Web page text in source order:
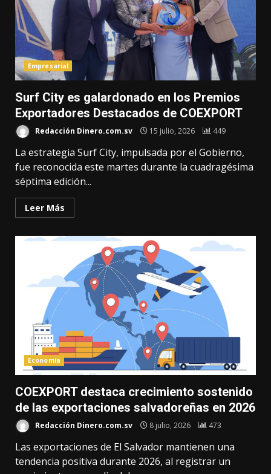
Empresarial
Surf City es galardonado en los Premios
Exportadores Destacados de COEXPORT
Redacción Dinero.com.sv 15 julio, 2026 449
La estrategia Surf City, impulsada por el Gobierno,
fue reconocida este martes durante la cuadragésima
séptima edición...
Leer Más
Economía
COEXPORT destaca crecimiento sostenido
de las exportaciones salvadoreñas en 2026
Redacción Dinero.com.sv 8 julio, 2026 473
Las exportaciones de El Salvador mantienen una
tendencia positiva durante 2026, al registrar un